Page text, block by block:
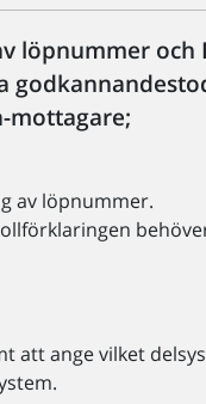
löpnummer och
mottagare;
av löpnummer.
att ange vilket